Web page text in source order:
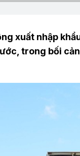
xuất nhập
trong bối